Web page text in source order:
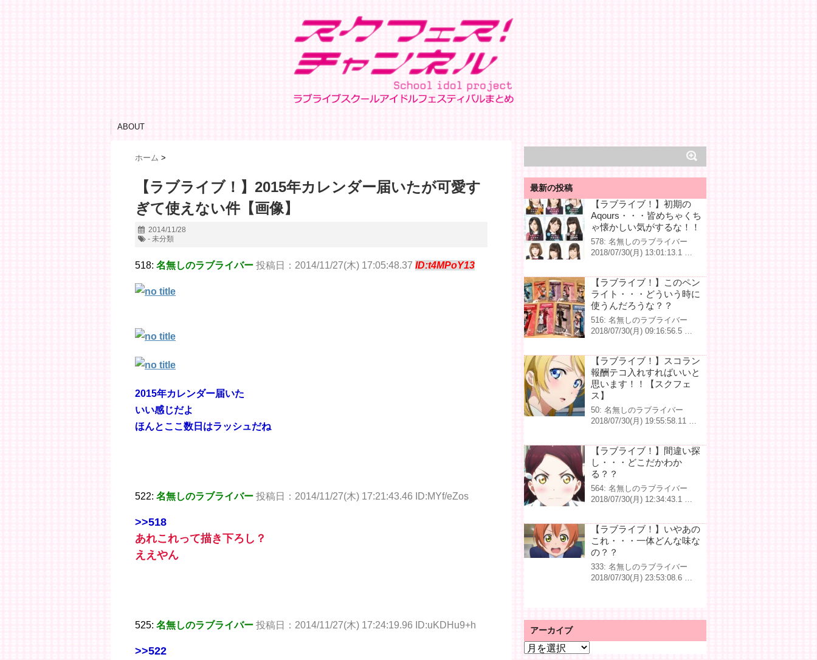
ABOUT
ホーム >
【ラブライブ！】2015年カレンダー届いたが可愛す
ぎて使えない件【画像】
2014/11/28
- 未分類
518: 名無しのラブライバー 投稿日：2014/11/27(木) 17:05:48.37 ID:t4MPoY13
2015年カレンダー届いた
いい感じだよ
ほんとここ数日はラッシュだね
522: 名無しのラブライバー 投稿日：2014/11/27(木) 17:21:43.46 ID:MYf/eZos
>>518
あれこれって描き下ろし？
ええやん
525: 名無しのラブライバー 投稿日：2014/11/27(木) 17:24:19.96 ID:uKDHu9+h
>>522
最新の投稿
【ラブライブ！】初期の
Aqours・・・皆めちゃくち
ゃ懐かしい気がするな！！
578: 名無しのラブライバー
2018/07/30(月) 13:01:13.1 …
【ラブライブ！】このペン
ライト・・・どういう時に
使うんだろうな？？
516: 名無しのラブライバー
2018/07/30(月) 09:16:56.5 …
【ラブライブ！】スコラン
報酬テコ入れすればいいと
思います！！【スクフェ
ス】
50: 名無しのラブライバー
2018/07/30(月) 19:55:58.11 …
【ラブライブ！】間違い探
し・・・どこだかわか
る？？
564: 名無しのラブライバー
2018/07/30(月) 12:34:43.1 …
【ラブライブ！】いやあの
これ・・・一体どんな味な
の？？
333: 名無しのラブライバー
2018/07/30(月) 23:53:08.6 …
アーカイブ
ア